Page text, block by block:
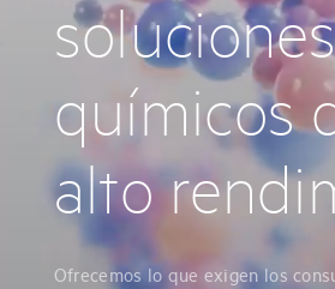
químicos
alto
Ofrecemos lo que exigen los